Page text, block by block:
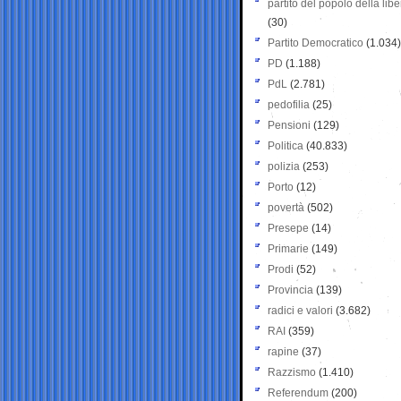
partito del popolo della
(30)
Partito Democratico (1.034)
PD (1.188)
PdL (2.781)
pedofilia (25)
Pensioni (129)
Politica (40.833)
polizia (253)
Porto (12)
povertà (502)
Presepe (14)
Primarie (149)
Prodi (52)
Provincia (139)
radici e valori (3.682)
RAI (359)
rapine (37)
Razzismo (1.410)
Referendum (200)